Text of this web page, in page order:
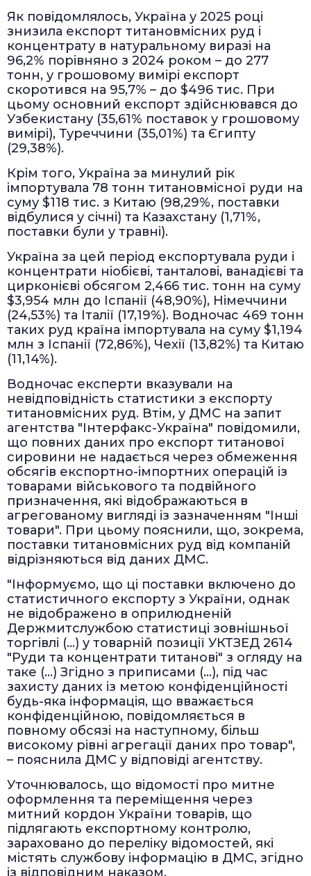
Як повідомлялось, Україна у 2025 році
знизила експорт титановмісних руд і
концентрату в натуральному виразі на
96,2% порівняно з 2024 роком – до 277
тонн, у грошовому вимірі експорт
скоротився на 95,7% – до $496 тис. При
цьому основний експорт здійснювався до
Узбекистану (35,61% поставок у грошовому
вимірі), Туреччини (35,01%) та Єгипту
(29,38%).
Крім того, Україна за минулий рік
імпортувала 78 тонн титановмісної руди на
суму $118 тис. з Китаю (98,29%, поставки
відбулися у січні) та Казахстану (1,71%,
поставки були у травні).
Україна за цей період експортувала руди і
концентрати ніобієві, танталові, ванадієві та
цирконієві обсягом 2,466 тис. тонн на суму
$3,954 млн до Іспанії (48,90%), Німеччини
(24,53%) та Італії (17,19%). Водночас 469 тонн
таких руд країна імпортувала на суму $1,194
млн з Іспанії (72,86%), Чехії (13,82%) та Китаю
(11,14%).
Водночас експерти вказували на
невідповідність статистики з експорту
титановмісних руд. Втім, у ДМС на запит
агентства "Інтерфакс-Україна" повідомили,
що повних даних про експорт титанової
сировини не надається через обмеження
обсягів експортно-імпортних операцій із
товарами військового та подвійного
призначення, які відображаються в
агрегованому вигляді із зазначенням "Інші
товари". При цьому пояснили, що, зокрема,
поставки титановмісних руд від компаній
відрізняються від даних ДМС.
"Інформуємо, що ці поставки включено до
статистичного експорту з України, однак
не відображено в оприлюдненій
Держмитслужбою статистиці зовнішньої
торгівлі (...) у товарній позиції УКТЗЕД 2614
"Руди та концентрати титанові" з огляду на
таке (...) Згідно з приписами (...), під час
захисту даних із метою конфіденційності
будь-яка інформація, що вважається
конфіденційною, повідомляється в
повному обсязі на наступному, більш
високому рівні агрегації даних про товар",
– пояснила ДМС у відповіді агентству.
Уточнювалось, що відомості про митне
оформлення та переміщення через
митний кордон України товарів, що
підлягають експортному контролю,
зараховано до переліку відомостей, які
містять службову інформацію в ДМС, згідно
із відповідним наказом.